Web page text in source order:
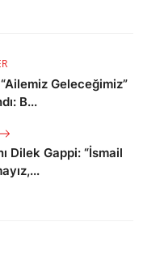
Geleceğimiz”
B...
Dilek Gappi: “İsmail